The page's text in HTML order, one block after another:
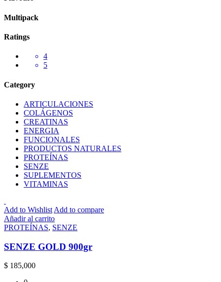
Multipack
Ratings
4
5
Category
ARTICULACIONES
COLÁGENOS
CREATINAS
ENERGIA
FUNCIONALES
PRODUCTOS NATURALES
PROTEÍNAS
SENZE
SUPLEMENTOS
VITAMINAS
Add to Wishlist Add to compare
Añadir al carrito
PROTEÍNAS, SENZE
SENZE GOLD 900gr
$ 185,000